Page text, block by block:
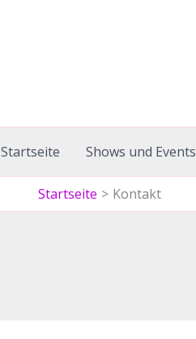
Startseite Shows und Events
Startseite Kontakt